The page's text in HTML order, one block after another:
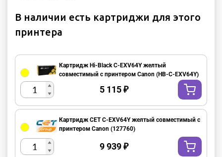
В наличии есть картриджи для этого
принтера
Картридж Hi-Black C-EXV64Y желтый
совместимый с принтером Canon (HB-C-EXV64Y)
5 115 ₽
Картридж CET C-EXV64Y желтый совместимый с
принтером Canon (127760)
9 939 ₽